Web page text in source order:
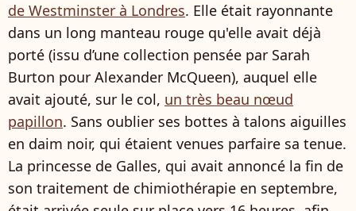
de Westminster à Londres. Elle était rayonnante
dans un long manteau rouge qu'elle avait déjà
porté (issu d’une collection pensée par Sarah
Burton pour Alexander McQueen), auquel elle
avait ajouté, sur le col, un très beau nœud
papillon. Sans oublier ses bottes à talons aiguilles
en daim noir, qui étaient venues parfaire sa tenue.
La princesse de Galles, qui avait annoncé la fin de
son traitement de chimiothérapie en septembre,